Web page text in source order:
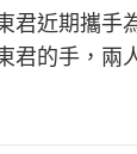
君近期攜手
君的手，兩